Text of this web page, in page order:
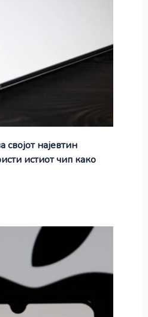
својот најевтин
истиот чип како